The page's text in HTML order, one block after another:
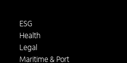
ESG
Health
Legal
Maritime & Port